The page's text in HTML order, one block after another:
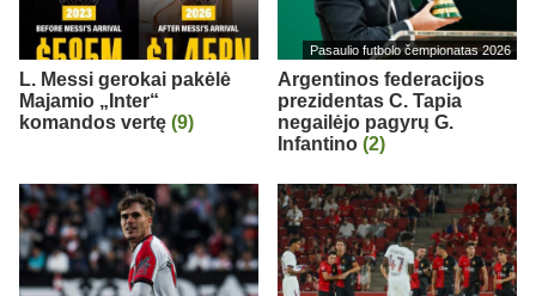
L. Messi gerokai pakėlė
Majamio „Inter“
komandos vertę (9)
Pasaulio futbolo čempionatas 2026
Argentinos federacijos
prezidentas C. Tapia
negailėjo pagyrų G.
Infantino (2)